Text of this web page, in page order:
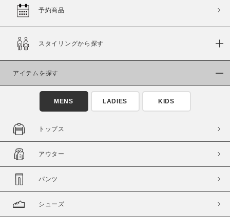
商品タイプ
通常商品
セール価格 WEB限定
在庫
在庫あり
予約商品
スタイリングから探す
アイテムを探す
MENS LADIES KIDS
トップス
アウター
パンツ
シューズ